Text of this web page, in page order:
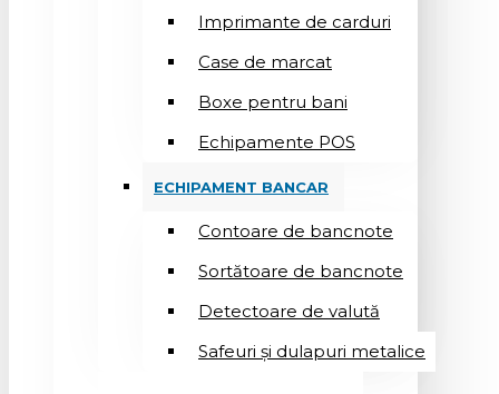
Imprimante de carduri
Case de marcat
Boxe pentru bani
Echipamente POS
ECHIPAMENT BANCAR
Contoare de bancnote
Sortătoare de bancnote
Detectoare de valută
Safeuri și dulapuri metalice